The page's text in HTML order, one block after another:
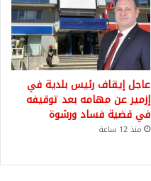
عاجل إيقاف رئيس بلدية في
إزمير عن مهامه بعد توقيفه
في قضية فساد ورشوة
منذ 12 ساعة